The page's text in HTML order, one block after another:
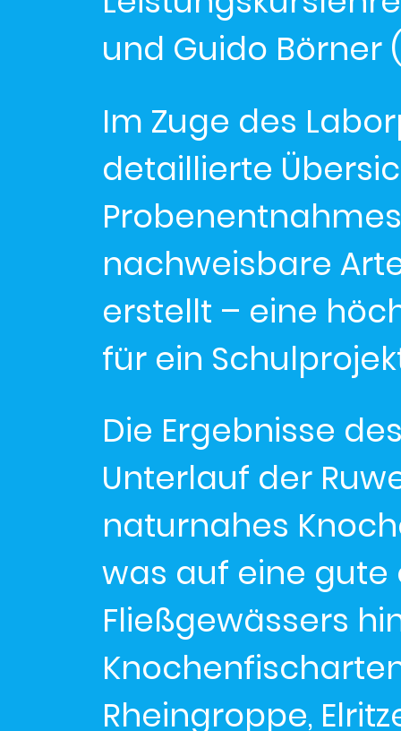
und Guido Börner
Im Zuge des
detaillierte
nachweisbare
erstellt – eine
für ein
Die Ergebnisse
Unterlauf der
naturnahes
was auf eine
Fließgewässers
Rheingroppe,